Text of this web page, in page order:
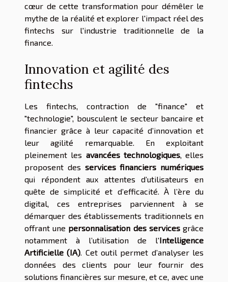
cœur de cette transformation pour démêler le
mythe de la réalité et explorer l'impact réel des
fintechs sur l'industrie traditionnelle de la
finance.
Innovation et agilité des
fintechs
Les fintechs, contraction de "finance" et
"technologie", bousculent le secteur bancaire et
financier grâce à leur capacité d’innovation et
leur agilité remarquable. En exploitant
pleinement les avancées technologiques, elles
proposent des services financiers numériques
qui répondent aux attentes d’utilisateurs en
quête de simplicité et d’efficacité. À l’ère du
digital, ces entreprises parviennent à se
démarquer des établissements traditionnels en
offrant une personnalisation des servicesgrâce
notamment à l’utilisation de l'Intelligence
Artificielle (IA) . Cet outil permet d’analyser les
données des clients pour leur fournir des
solutions financières sur mesure, et ce, avec une